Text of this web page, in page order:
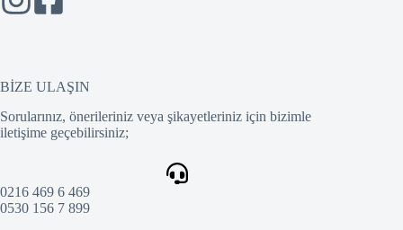
BİZE ULAŞIN
Sorularınız, önerileriniz veya şikayetleriniz için bizimle
iletişime geçebilirsiniz;
0216 469 6 469
0530 156 7 899